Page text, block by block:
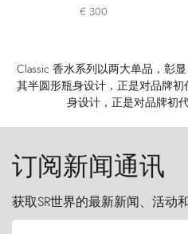
€ 300
Classic 香水系列以两大单品，彰显
其半圆形瓶身设计，正是对品牌
身设计，正是对品牌初
订阅新闻通讯
获取SR世界的最新新闻、活动